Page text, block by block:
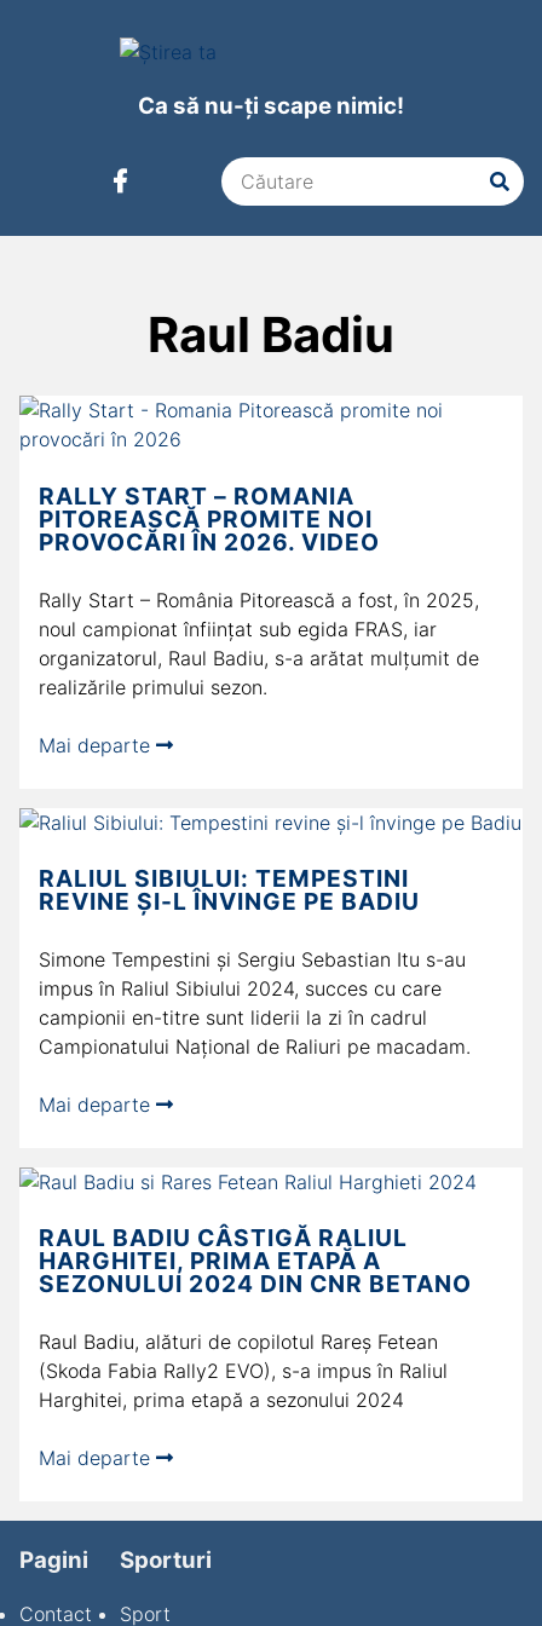
Ca să nu-ți scape nimic!
Raul Badiu
RALLY START – ROMANIA
PITOREASCĂ PROMITE NOI
PROVOCĂRI ÎN 2026. VIDEO
Rally Start – România Pitorească a fost, în 2025,
noul campionat înființat sub egida FRAS, iar
organizatorul, Raul Badiu, s-a arătat mulțumit de
realizările primului sezon.
Mai departe
RALIUL SIBIULUI: TEMPESTINI
REVINE ȘI-L ÎNVINGE PE BADIU
Simone Tempestini și Sergiu Sebastian Itu s-au
impus în Raliul Sibiului 2024, succes cu care
campionii en-titre sunt liderii la zi în cadrul
Campionatului Național de Raliuri pe macadam.
Mai departe
RAUL BADIU CÂSTIGĂ RALIUL
HARGHITEI, PRIMA ETAPĂ A
SEZONULUI 2024 DIN CNR BETANO
Raul Badiu, alături de copilotul Rareș Fetean
(Skoda Fabia Rally2 EVO), s-a impus în Raliul
Harghitei, prima etapă a sezonului 2024
Mai departe
Pagini
Contact
Sporturi
Sport